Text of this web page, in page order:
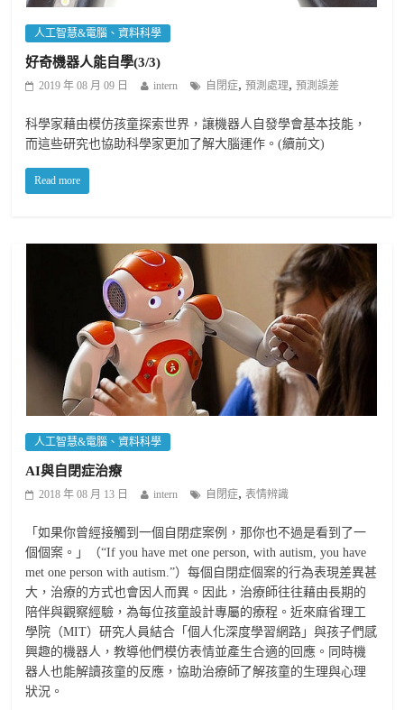
人工智慧&電腦、資料科學
好奇機器人能自學(3/3)
2019 年 08 月 09 日 intern 自閉症,預測處理,預測誤差
科學家藉由模仿孩童探索世界，讓機器人自發學會基本技能，
而這些研究也協助科學家更加了解大腦運作。(續前文)
Read more
人工智慧&電腦、資料科學
AI與自閉症治療
2018 年 08 月 13 日 intern 自閉症,表情辨識
「如果你曾經接觸到一個自閉症案例，那你也不過是看到了一
個個案。」（“If you have met one person, with autism, you have
met one person with autism.”）每個自閉症個案的行為表現差異甚
大，治療的方式也會因人而異。因此，治療師往往藉由長期的
陪伴與觀察經驗，為每位孩童設計專屬的療程。近來麻省理工
學院（MIT）研究人員結合「個人化深度學習網路」與孩子們感
興趣的機器人，教導他們模仿表情並產生合適的回應。同時機
器人也能解讀孩童的反應，協助治療師了解孩童的生理與心理
狀況。